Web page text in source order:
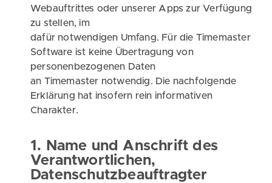
Webauftrittes oder unserer Apps zur Verfügung
zu stellen, im
dafür notwendigen Umfang. Für die Timemaster
Software ist keine Übertragung von
personenbezogenen Daten
an Timemaster notwendig. Die nachfolgende
Erklärung hat insofern rein informativen
Charakter.
1. Name und Anschrift des
Verantwortlichen,
Datenschutzbeauftragter